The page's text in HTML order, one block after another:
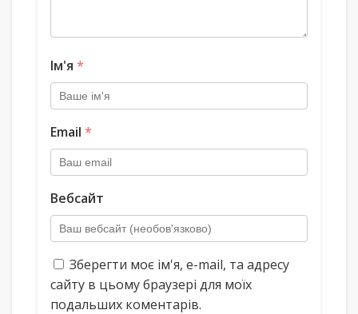
Ім'я *
Email *
Вебсайт
Зберегти моє ім'я, e-mail, та адресу
сайту в цьому браузері для моїх
подальших коментарів.